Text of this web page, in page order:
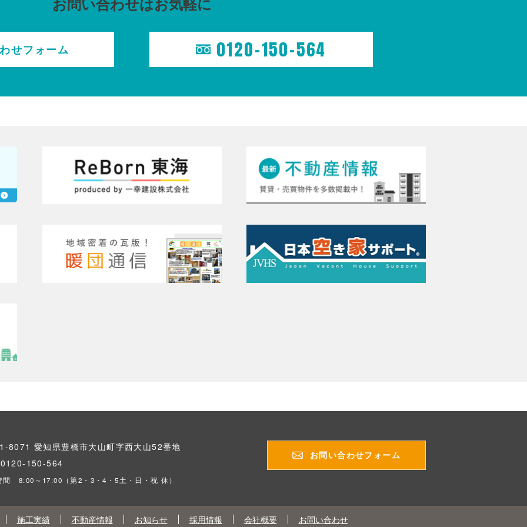
せフォーム 0120-150-564
8071 愛知県豊橋市大山町字西大山52番地
0120-150-564
間 8:00～17:00（第2・3・4・5土・日・祝 休）
お問い合わせフォーム
施工実績 不動産情報 お知らせ 採用情報 会社概要 お問い合わせ